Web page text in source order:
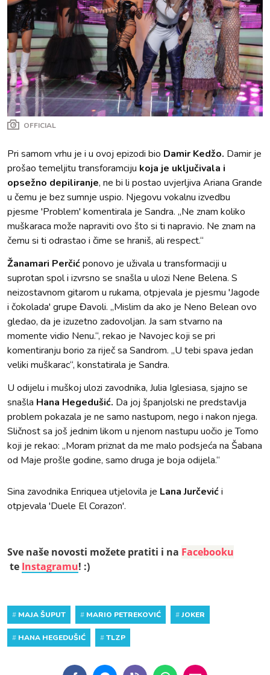
OFFICIAL
Pri samom vrhu je i u ovoj epizodi bio Damir Kedžo. Damir je
prošao temeljitu transforamciju koja je uključivala i
opsežno depiliranje, ne bi li postao uvjerljiva Ariana Grande
u čemu je bez sumnje uspio. Njegovu vokalnu izvedbu
pjesme 'Problem' komentirala je Sandra. „Ne znam koliko
muškaraca može napraviti ovo što si ti napravio. Ne znam na
čemu si ti odrastao i čime se hraniš, ali respect.“
Žanamari Perčićponovo je uživala u transformaciji u
suprotan spol i izvrsno se snašla u ulozi Nene Belena. S
neizostavnom gitarom u rukama, otpjevala je pjesmu 'Jagode
i čokolada' grupe Đavoli. „Mislim da ako je Neno Belean ovo
gledao, da je izuzetno zadovoljan. Ja sam stvarno na
momente vidio Nenu.“, rekao je Navojec koji se pri
komentiranju borio za riječ sa Sandrom. „U tebi spava jedan
veliki muškarac“, konstatirala je Sandra.
U odijelu i muškoj ulozi zavodnika, Julia Iglesiasa, sjajno se
snašla Hana Hegedušić. Da joj španjolski ne predstavlja
problem pokazala je ne samo nastupom, nego i nakon njega.
Sličnost sa još jednim likom u njenom nastupu uočio je Tomo
koji je rekao: „Moram priznat da me malo podsjeća na Šabana
od Maje prošle godine, samo druga je boja odijela.“
Sina zavodnika Enriquea utjelovila je Lana Jurčevići
otpjevala 'Duele El Corazon'.
Sve naše novosti možete pratiti i na Facebooku
te Instagramu! :)
# MAJA ŠUPUT # MARIO PETREKOVIĆ #JOKER
# HANA HEGEDUŠIĆ #TLZP